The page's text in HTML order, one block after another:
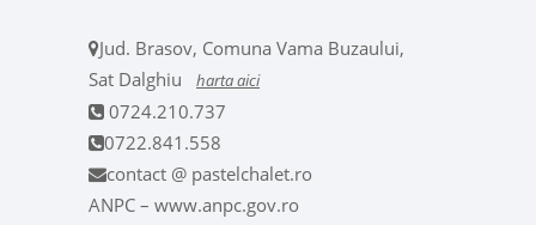
Jud. Brasov, Comuna Vama Buzaului,
Sat Dalghiu
harta aici
0724.210.737
0722.841.558
contact @ pastelchalet.ro
ANPC – www.anpc.gov.ro